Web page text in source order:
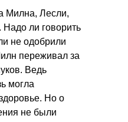
Милна, Лесли,
Надо ли говорить
не одобрили
переживал за
Ведь
могла
Но о
не были